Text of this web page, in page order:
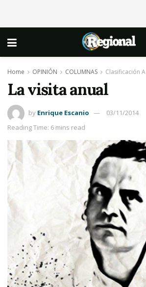
Home OPINIÓN COLUMNAS Clasificación A
La visita anual
by Enrique Escanio
03/11/2014
Reading Time: 6 mins read